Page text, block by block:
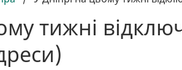
тижні